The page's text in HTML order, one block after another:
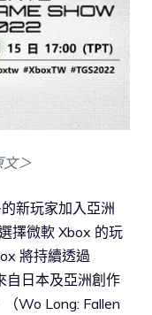
文＞
新玩家加入亞洲
擇微軟 Xbox 的玩
將持續透過
自日本及亞洲創作
Wo Long: Fallen